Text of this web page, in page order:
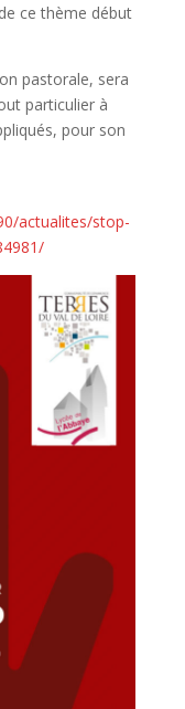
ce thème début
pastorale, sera
particulier à
pour son
actualites/stop-